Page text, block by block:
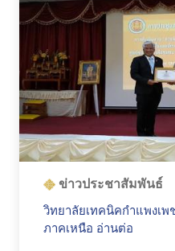
ข่าวประชาสัมพันธ์
วิทยาลัยเทคนิคกำแพงเพ
ภาคเหนือ อ่านต่อ